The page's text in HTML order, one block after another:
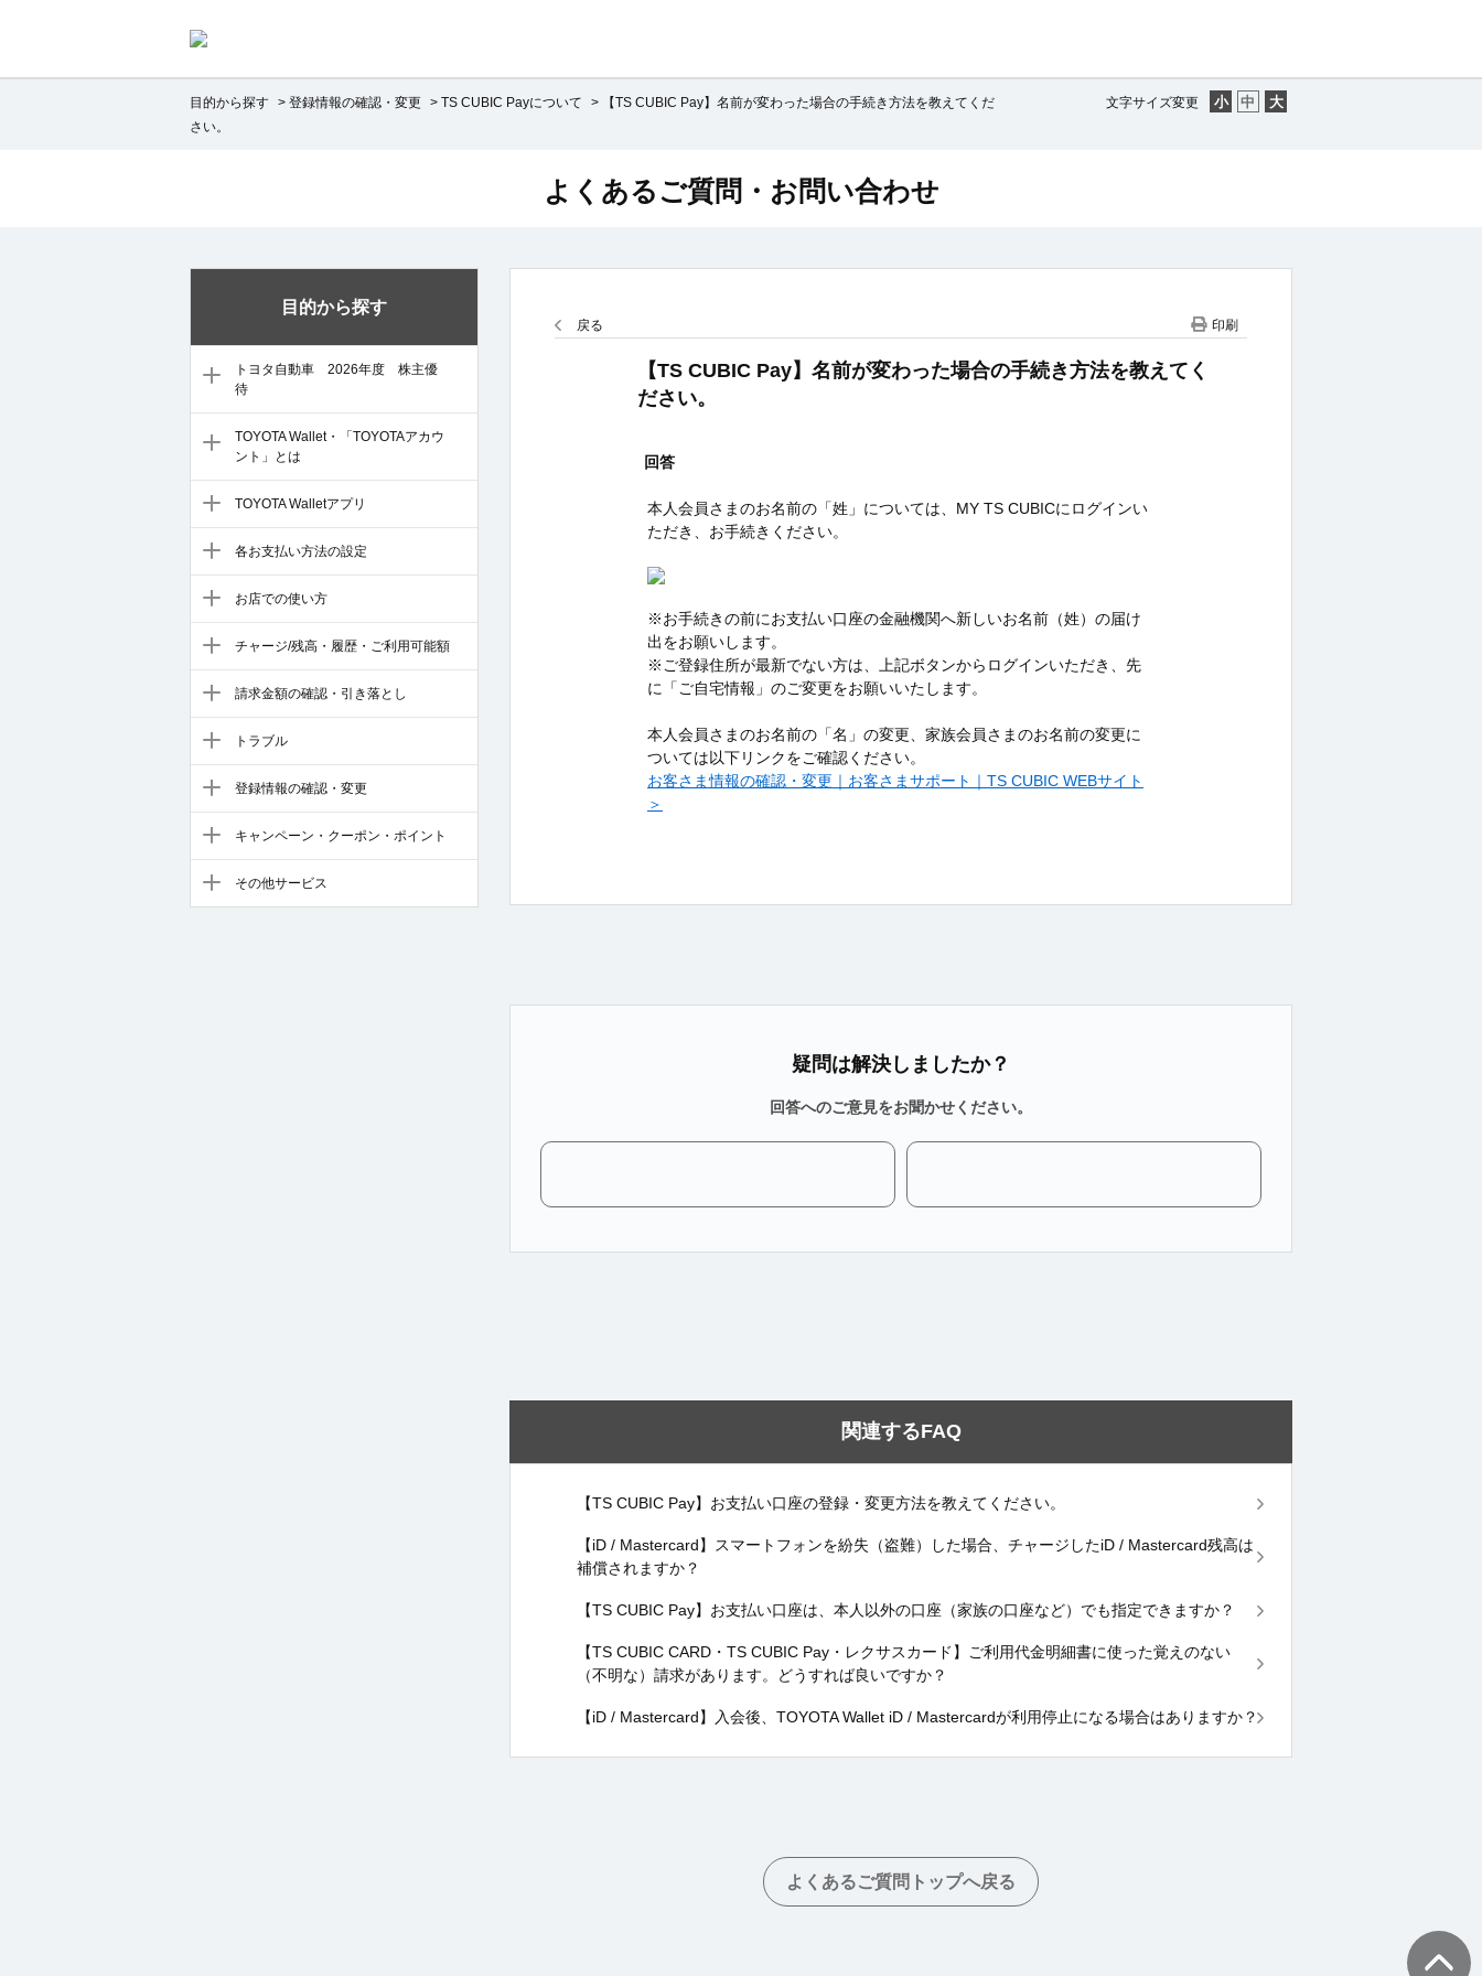
文字サイズ変更
目的から探す > 登録情報の確認・変更 > TS CUBIC Payについて >
【TS CUBIC Pay】名前が変わった場合の手続き方法を教えてくだ
さい。
目的から探す
トヨタ自動車 2026年度 株主優
待
TOYOTA Wallet・「TOYOTAアカウ
ント」とは
TOYOTA Walletアプリ
各お支払い方法の設定
お店での使い方
チャージ/残高・履歴・ご利用可能額
請求金額の確認・引き落とし
トラブル
登録情報の確認・変更
キャンペーン・クーポン・ポイント
その他サービス
よくあるご質問・お問い合わせ
戻る 印刷
【TS CUBIC Pay】名前が変わった場合の手続き方法を教えてく
ださい。
回答
本人会員さまのお名前の「姓」については、MY TS CUBICにログインい
ただき、お手続きください。
※お手続きの前にお支払い口座の金融機関へ新しいお名前（姓）の届け
出をお願いします。
※ご登録住所が最新でない方は、上記ボタンからログインいただき、先
に「ご自宅情報」のご変更をお願いいたします。
本人会員さまのお名前の「名」の変更、家族会員さまのお名前の変更に
ついては以下リンクをご確認ください。
お客さま情報の確認・変更｜お客さまサポート｜TS CUBIC WEBサイト
＞
疑問は解決しましたか？
回答へのご意見をお聞かせください。
関連するFAQ
【TS CUBIC Pay】お支払い口座の登録・変更方法を教えてください。
【iD / Mastercard】スマートフォンを紛失（盗難）した場合、チャージしたiD / Mastercard残高は
補償されますか？
【TS CUBIC Pay】お支払い口座は、本人以外の口座（家族の口座など）でも指定できますか？
【TS CUBIC CARD・TS CUBIC Pay・レクサスカード】ご利用代金明細書に使った覚えのない
（不明な）請求があります。どうすれば良いですか？
【iD / Mastercard】入会後、TOYOTA Wallet iD / Mastercardが利用停止になる場合はありますか？
よくあるご質問トップへ戻る
TOPへ